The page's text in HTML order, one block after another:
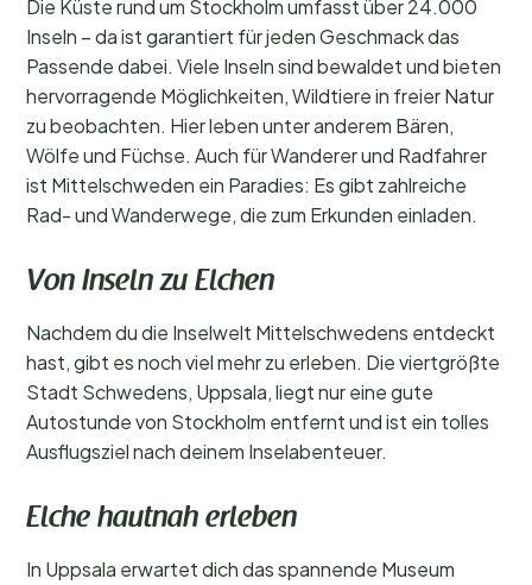
Die Küste rund um Stockholm umfasst über 24.000
Inseln – da ist garantiert für jeden Geschmack das
Passende dabei. Viele Inseln sind bewaldet und bieten
hervorragende Möglichkeiten, Wildtiere in freier Natur
zu beobachten. Hier leben unter anderem Bären,
Wölfe und Füchse. Auch für Wanderer und Radfahrer
ist Mittelschweden ein Paradies: Es gibt zahlreiche
Rad- und Wanderwege, die zum Erkunden einladen.
Von Inseln zu Elchen
Nachdem du die Inselwelt Mittelschwedens entdeckt
hast, gibt es noch viel mehr zu erleben. Die viertgrößte
Stadt Schwedens, Uppsala, liegt nur eine gute
Autostunde von Stockholm entfernt und ist ein tolles
Ausflugsziel nach deinem Inselabenteuer.
Elche hautnah erleben
In Uppsala erwartet dich das spannende Museum